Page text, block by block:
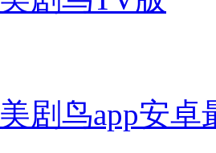
美剧鸟app安卓